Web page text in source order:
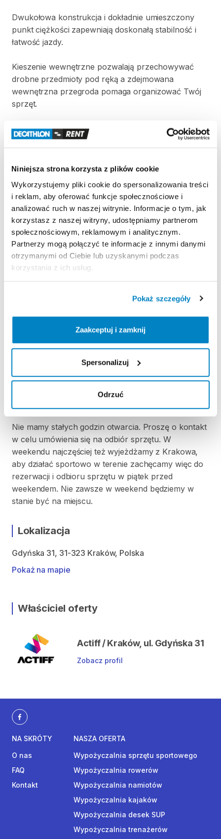
Niniejsza strona korzysta z plików cookie
Wykorzystujemy pliki cookie do spersonalizowania treści
i reklam, aby oferować funkcje społecznościowe i
analizować ruch w naszej witrynie. Informacje o tym, jak
korzystasz z naszej witryny, udostępniamy partnerom
społecznościowym, reklamowym i analitycznym.
Partnerzy mogą połączyć te informacje z innymi danymi
otrzymanymi od Ciebie lub uzyskanymi podczas
korzystania z ich usług.
Pokaż szczegóły
Zaakceptuj i zamknij
Spersonalizuj
Odrzuć
Dwukołowa konstrukcja i dokładnie umieszczony
punkt ciężkości zapewniają doskonałą stabilność i
łatwość jazdy.
Kieszenie wewnętrzne pozwalają przechowywać
drobne przedmioty pod ręką a zdejmowana
wewnętrzna przegroda pomaga organizować Twój
sprzęt.
Do przyczepki można
dodatkowo
górny kosz bagażowy
ODBIÓR SPRZĘTU:
kontakt telefoniczny celem umówienia się na
wypożyczenie.
Zasady wypożyczenia
REGULAMIN
Regulamin wypożyczalni
300 zł gotówką w dniu wypożyczenia
ODBIÓR I ZWROT SPRZĘTU
Nie mamy stałych godzin otwarcia. Proszę o kontakt
w celu umówienia się na odbiór sprzętu. W
weekendu najczęściej też wyjeżdżamy z Krakowa,
aby działać sportowo w terenie zachęcamy więc do
rezerwacji i odbioru sprzętu w piątek przed
weekendem. Nie zawsze w weekend będziemy w
stanie być na miejscu.
Lokalizacja
Gdyńska 31, 31-323 Kraków, Polska
Pokaż na mapie
Właściciel oferty
Actiff / Kraków, ul. Gdyńska 31
Zobacz profil
NA SKRÓTY
O nas
FAQ
Kontakt
NASZA OFERTA
Wypożyczalnia sprzętu sportowego
Wypożyczalnia rowerów
Wypożyczalnia namiotów
Wypożyczalnia kajaków
Wypożyczalnia desek SUP
Wypożyczalnia trenażerów